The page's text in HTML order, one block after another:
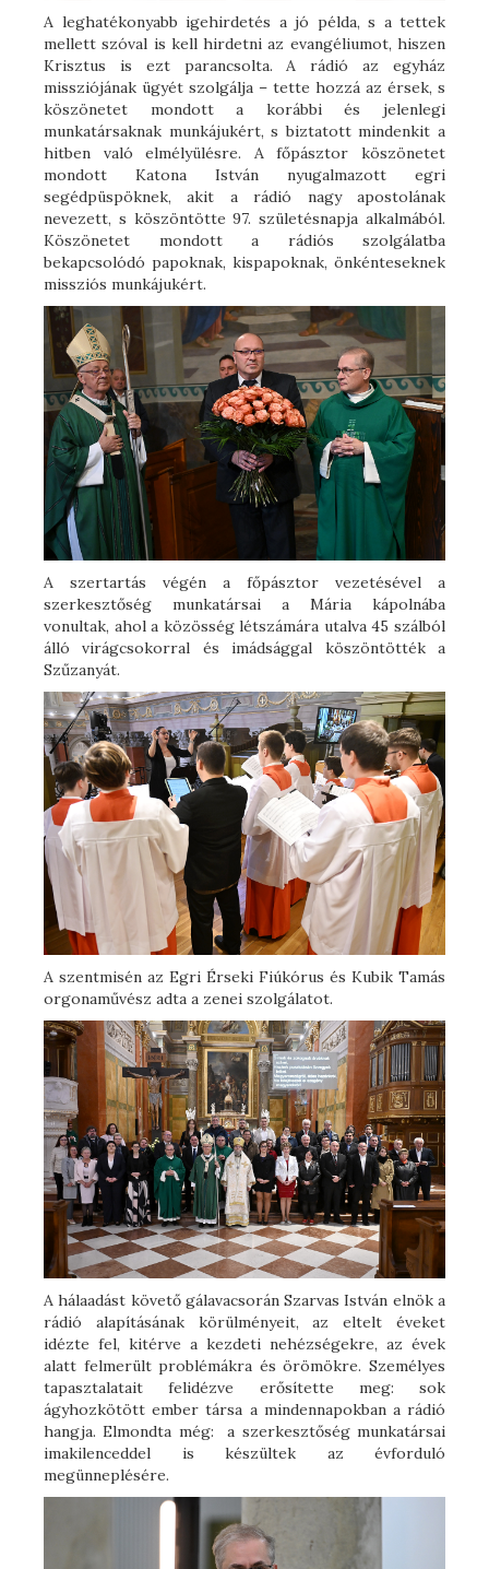
A leghatékonyabb igehirdetés a jó példa, s a tettek
mellett szóval is kell hirdetni az evangéliumot, hiszen
Krisztus is ezt parancsolta. A rádió az egyház
missziójának ügyét szolgálja – tette hozzá az érsek, s
köszönetet mondott a korábbi és jelenlegi
munkatársaknak munkájukért, s biztatott mindenkit a
hitben való elmélyülésre. A főpásztor köszönetet
mondott Katona István nyugalmazott egri
segédpüspöknek, akit a rádió nagy apostolának
nevezett, s köszöntötte 97. születésnapja alkalmából.
Köszönetet mondott a rádiós szolgálatba
bekapcsolódó papoknak, kispapoknak, önkénteseknek
missziós munkájukért.
A szertartás végén a főpásztor vezetésével a
szerkesztőség munkatársai a Mária kápolnába
vonultak, ahol a közösség létszámára utalva 45 szálból
álló virágcsokorral és imádsággal köszöntötték a
Szűzanyát.
A szentmisén az Egri Érseki Fiúkórus és Kubik Tamás
orgonaművész adta a zenei szolgálatot.
A hálaadást követő gálavacsorán Szarvas István elnök a
rádió alapításának körülményeit, az eltelt éveket
idézte fel, kitérve a kezdeti nehézségekre, az évek
alatt felmerült problémákra és örömökre. Személyes
tapasztalatait felidézve erősítette meg: sok
ágyhozkötött ember társa a mindennapokban a rádió
hangja. Elmondta még: a szerkesztőség munkatársai
imakilenceddel is készültek az évforduló
megünneplésére.